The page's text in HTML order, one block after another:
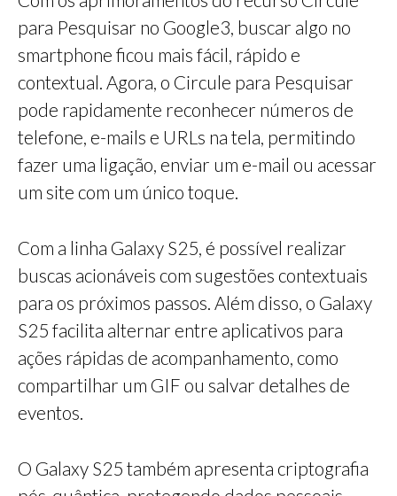
para Pesquisar no Google3, buscar algo no
smartphone ficou mais fácil, rápido e
contextual. Agora, o Circule para Pesquisar
pode rapidamente reconhecer números de
telefone, e-mails e URLs na tela, permitindo
fazer uma ligação, enviar um e-mail ou acessar
um site com um único toque.
Com a linha Galaxy S25, é possível realizar
buscas acionáveis com sugestões contextuais
para os próximos passos. Além disso, o Galaxy
S25 facilita alternar entre aplicativos para
ações rápidas de acompanhamento, como
compartilhar um GIF ou salvar detalhes de
eventos.
O Galaxy S25 também apresenta criptografia